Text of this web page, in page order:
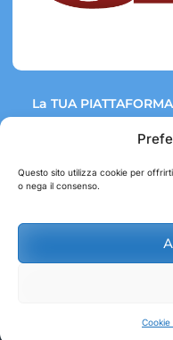
Questo sito utilizza cookie per
o nega il consenso.
Cookie
La TUA
Link rapidi:
© 2026 GDOData.it - PR